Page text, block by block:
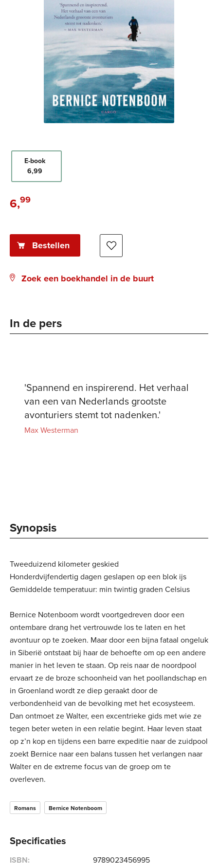
E-book
6,99
E-
6,99
Bestellen
Zoek een boekhandel in de buurt
In de pers
‘De lezer kan door dit soort zinnen
geen genoeg krijgen van die
onbarmhartige, bevroren plekken.’ ****
de Volkskrant
Synopsis
Tweeduizend kilometer geskied
Honderdvijfendertig dagen geslapen op een blok ijs
Gemiddelde temperatuur: min twintig graden Celsius
Bernice Notenboom wordt voortgedreven door een
ontembare drang het vertrouwde los te laten en het
avontuur op te zoeken. Maar door een bijna fataal ongeluk
in Siberië ontstaat bij haar de behoefte om op een andere
manier in het leven te staan. Op reis naar de noordpool
ervaart ze de broze schoonheid van het poollandschap en
in Groenland wordt ze diep geraakt door de
verbondenheid van de bevolking met het ecosysteem.
Dan ontmoet ze Walter, een excentrieke gids met wie ze
tegen beter weten in een relatie begint. Haar leven staat
op z’n kop en tijdens een barre expeditie naar de zuidpool
zoekt Bernice naar een balans tussen het verlangen naar
Walter en de extreme focus van de groep om te
overleven.
Romans Bernice Notenboom
Specificaties
ISBN:
9789023456995